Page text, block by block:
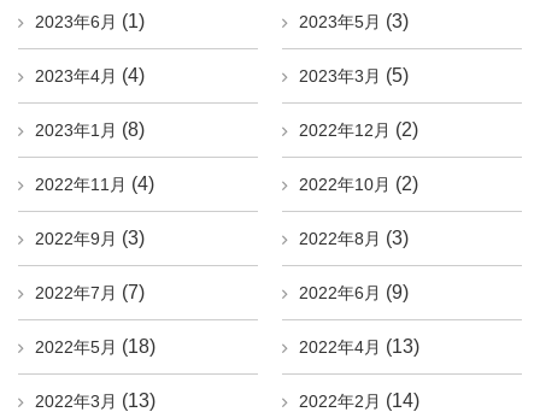
2023年6月 (1) 2023年5月 (3)
2023年4月 (4) 2023年3月 (5)
2023年1月 (8) 2022年12月 (2)
2022年11月 (4) 2022年10月 (2)
2022年9月 (3) 2022年8月 (3)
2022年7月 (7) 2022年6月 (9)
2022年5月 (18) 2022年4月 (13)
2022年3月 (13) 2022年2月 (14)